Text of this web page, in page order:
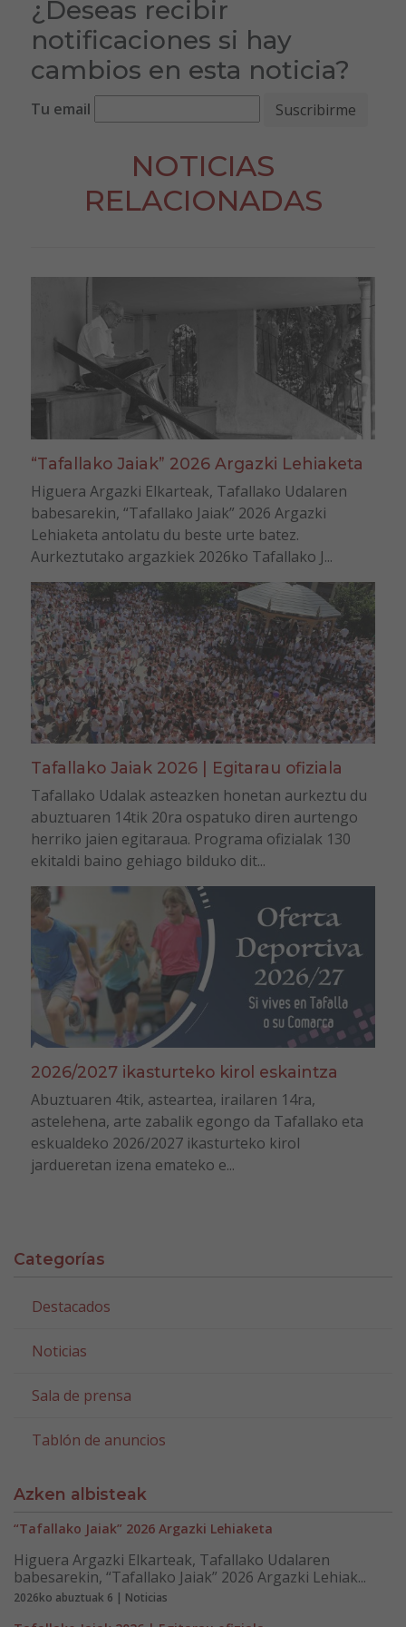
¿Deseas recibir
notificaciones si hay
cambios en esta noticia?
Tu email
NOTICIAS
RELACIONADAS
“Tafallako Jaiak” 2026 Argazki Lehiaketa
Higuera Argazki Elkarteak, Tafallako Udalaren
babesarekin, “Tafallako Jaiak” 2026 Argazki
Lehiaketa antolatu du beste urte batez.
Aurkeztutako argazkiek 2026ko Tafallako J...
Tafallako Jaiak 2026 | Egitarau ofiziala
Tafallako Udalak asteazken honetan aurkeztu du
abuztuaren 14tik 20ra ospatuko diren aurtengo
herriko jaien egitaraua. Programa ofizialak 130
ekitaldi baino gehiago bilduko dit...
2026/2027 ikasturteko kirol eskaintza
Abuztuaren 4tik, asteartea, irailaren 14ra,
astelehena, arte zabalik egongo da Tafallako eta
eskualdeko 2026/2027 ikasturteko kirol
jardueretan izena emateko e...
Categorías
Destacados
Noticias
Sala de prensa
Tablón de anuncios
Azken albisteak
“Tafallako Jaiak” 2026 Argazki Lehiaketa
Higuera Argazki Elkarteak, Tafallako Udalaren
babesarekin, “Tafallako Jaiak” 2026 Argazki Lehiak...
2026ko abuztuak 6 | Noticias